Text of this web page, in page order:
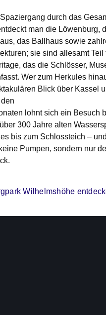
durch das
man die Löwenburg,
das Ballhaus sowie
sie sind allesamt Teil
das die Schlösser,
Wer zum Herkules
Blick über Kassel
lohnt sich ein Besuch
300 Jahre alten
bis zum Schlossteich –
Pumpen, sondern nur
Wilhelmshöhe
in einem neuen Fenster